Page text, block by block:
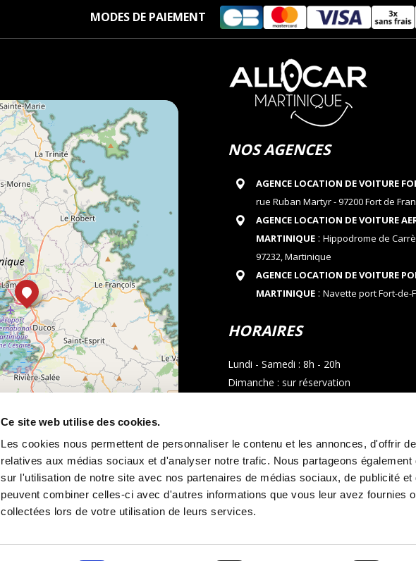
Ce site web utilise des cookies.
Les cookies nous permettent de personnaliser le contenu et les annonces, d'offrir
relatives aux médias sociaux et d'analyser notre trafic. Nous partageons également
sur l'utilisation de notre site avec nos partenaires de médias sociaux, de publicité et
peuvent combiner celles-ci avec d'autres informations que vous leur avez fournies
collectées lors de votre utilisation de leurs services.
MODES DE PAIEMENT
Leaflet |©OpenStreetMapcontributors
NOS AGENCES
AGENCE LOCATION DE VOITURE
rue Ruban Martyr - 97200 Fort de
AGENCE LOCATION DE VOITURE
MARTINIQUE: Hippodrome de
97232, Martinique
AGENCE LOCATION DE VOITURE
MARTINIQUE: Navette port Fort-de-
HORAIRES
Lundi - Samedi : 8h - 20h
Dimanche : sur réservation
Email : allocarmartinique@gmail.com